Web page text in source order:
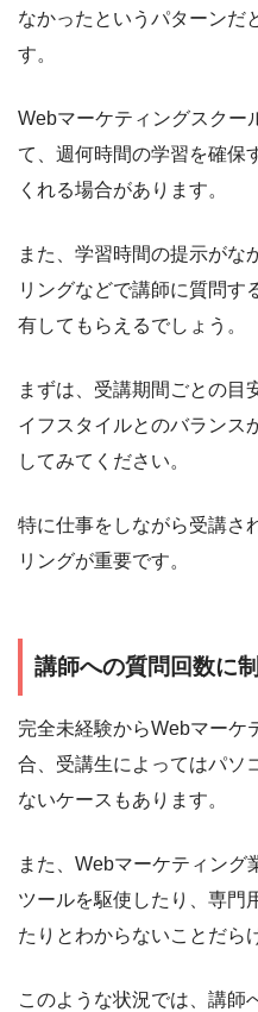
なかったというパターンだ
す。
Webマーケティングスクー
て、週何時間の学習を確保
くれる場合があります。
また、学習時間の提示がな
リングなどで講師に質問す
有してもらえるでしょう。
まずは、受講期間ごとの目
イフスタイルとのバランス
してみてください。
特に仕事をしながら受講さ
リングが重要です。
講師への質問回数に
完全未経験からWebマーケ
合、受講生によってはパソ
ないケースもあります。
また、Webマーケティング
ツールを駆使したり、専門
たりとわからないことだら
このような状況では、講師